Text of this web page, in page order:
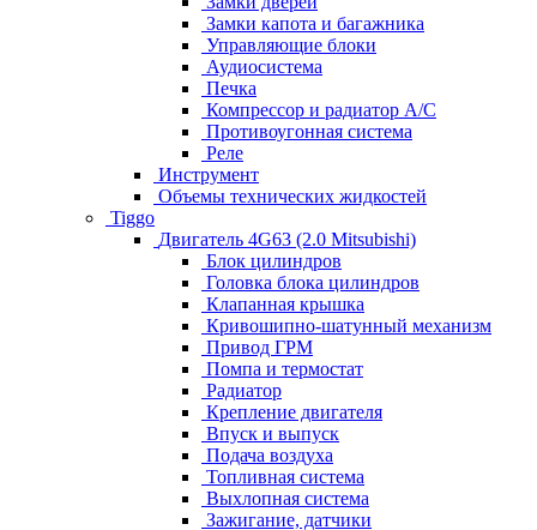
Замки капота и багажника
Управляющие блоки
Аудиосистема
Печка
Компрессор и радиатор А/C
Противоугонная система
Реле
Инструмент
Объемы технических жидкостей
Tiggo
Двигатель 4G63 (2.0 Mitsubishi)
Блок цилиндров
Головка блока цилиндров
Клапанная крышка
Кривошипно-шатунный механизм
Привод ГРМ
Помпа и термостат
Радиатор
Крепление двигателя
Впуск и выпуск
Подача воздуха
Топливная система
Выхлопная система
Зажигание, датчики